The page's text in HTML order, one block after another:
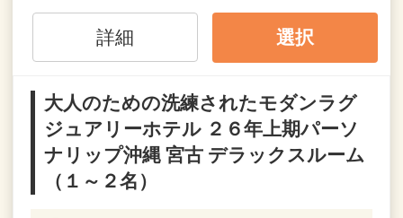
る場合もございます。お早めにご予約く
ださい。
また、航空便の到着時刻によってはご利
※バスの運行スケジュールなどはホーム
ページまたは予約センターへお問い合わ
せください。
※下地島空港とシギラセブンマイルズリ
詳細 選択
大人のための洗練されたモダンラグ
ジュアリーホテル ２６年上期パーソ
ナリップ沖縄 宮古 デラックスルーム
（１～２名）